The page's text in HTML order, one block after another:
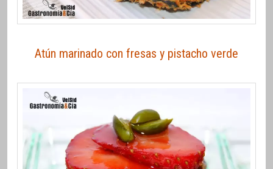
Atún marinado con fresas y pistacho verde